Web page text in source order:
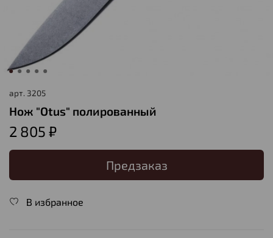
арт. 3205
Нож "Otus" полированный
2 805 ₽
Предзаказ
В избранное